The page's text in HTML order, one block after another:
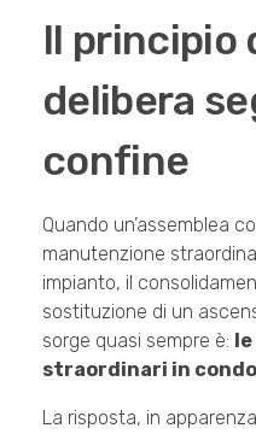
Il principio
delibera
confine
Quando un’assemblea
manutenzione
impianto, il
sostituzione di un
sorge quasi sempre è:
straordinari in
La risposta, in